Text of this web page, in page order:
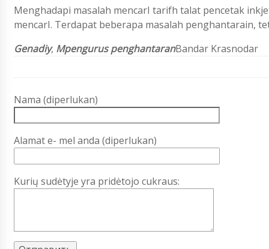
Menghadapi masalah mencarI tarifh talat pencetak
mencarI. Terdapat beberapa masalah penghantarain,
Genadiy, Mpengurus penghantaranBandar Krasnodar
Nama (diperlukan)
Alamat e- mel anda (diperlukan)
Kurių sudėtyje yra pridėtojo cukraus: